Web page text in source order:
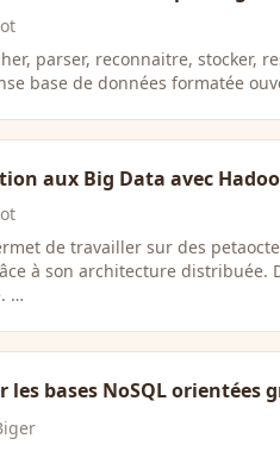
parser, reconnaitre, stocker,
base de données formatée
aux Big Data avec
de travailler sur des
à son architecture distribuée.
…
les bases NoSQL orientées